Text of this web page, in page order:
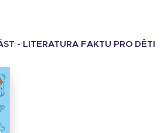
- LITERATURA FAKTU PRO DĚTI